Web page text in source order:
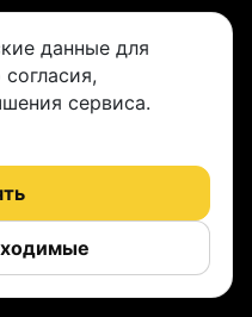
данные для
сервиса.